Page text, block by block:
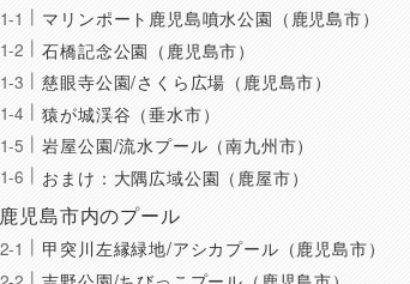
マリンポート鹿児島噴水公園（鹿児島市）
石橋記念公園（鹿児島市）
慈眼寺公園/さくら広場（鹿児島市）
猿が城渓谷（垂水市）
岩屋公園/流水プール（南九州市）
おまけ：大隅広域公園（鹿屋市）
鹿児島市内のプール
甲突川左縁緑地/アシカプール（鹿児島市）